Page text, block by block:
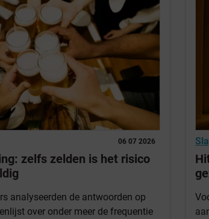
06 07 2026
zelfs zelden is het risico
analyseerden de antwoorden op
over onder meer de frequentie